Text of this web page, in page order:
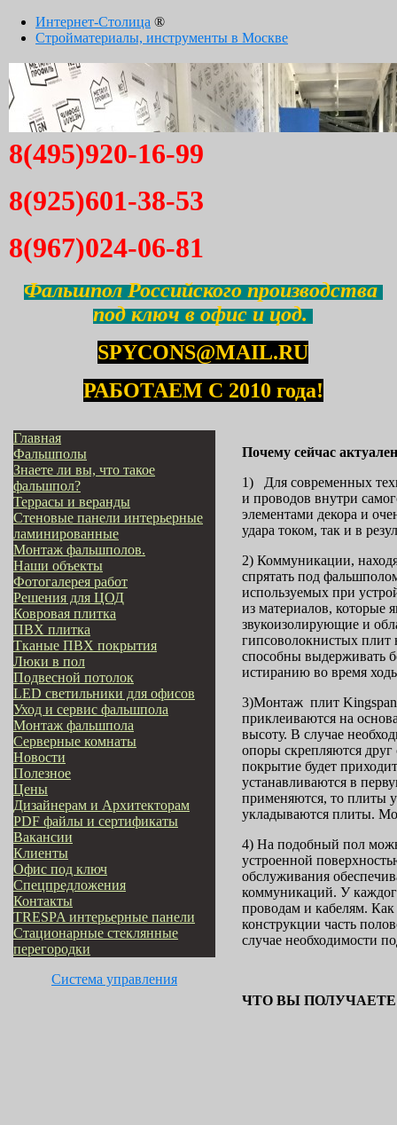
Интернет-Столица ®
Стройматериалы, инструменты в Москве
8(495)920-16-99
8(925)601-38-53
8(967)024-06-81
Фальшпол Российского производства
под ключ в офис и цод.
SPYCONS@MAIL.RU
РАБОТАЕМ С 2010 года!
Главная
Фальшполы
Знаете ли вы, что такое
фальшпол?
Террасы и веранды
Стеновые панели интерьерные
ламинированные
Монтаж фальшполов.
Наши объекты
Фотогалерея работ
Решения для ЦОД
Ковровая плитка
ПВХ плитка
Тканые ПВХ покрытия
Люки в пол
Подвесной потолок
LED светильники для офисов
Уход и сервис фальшпола
Монтаж фальшпола
Серверные комнаты
Новости
Полезное
Цены
Дизайнерам и Архитекторам
PDF файлы и сертификаты
Вакансии
Клиенты
Офис под ключ
Cпецпредложения
Контакты
TRESPA интерьерные панели
Стационарные стеклянные
перегородки
Система управления
Почему сейчас
1) Для современных
и проводов внутри
элементами декора и
удара током, так и в
2) Коммуникации,
спрятать под
используемых при
из материалов, которые
звукоизолирующие и
гипсоволокнистых плит
способны выдерживать
истиранию во время
3)Монтаж плит
приклеиваются на
высоту. В случае
опоры скрепляются
покрытие будет
устанавливаются в
применяются, то плиты
укладываются плиты.
4) На подобный пол
устроенной
обслуживания
коммуникаций. У
проводам и кабелям.
конструкции часть
случае необходимости
ЧТО ВЫ ПОЛУЧАЕТЕ